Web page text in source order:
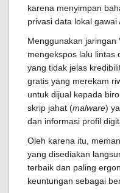
karena menyimpan
privasi data lokal gawai
Menggunakan jaringan
mengekspos lalu lintas
yang tidak jelas
gratis yang merekam
untuk dijual kepada
skrip jahat (malware)
dan informasi profil
Oleh karena itu,
yang disediakan
terbaik dan paling
keuntungan sebagai